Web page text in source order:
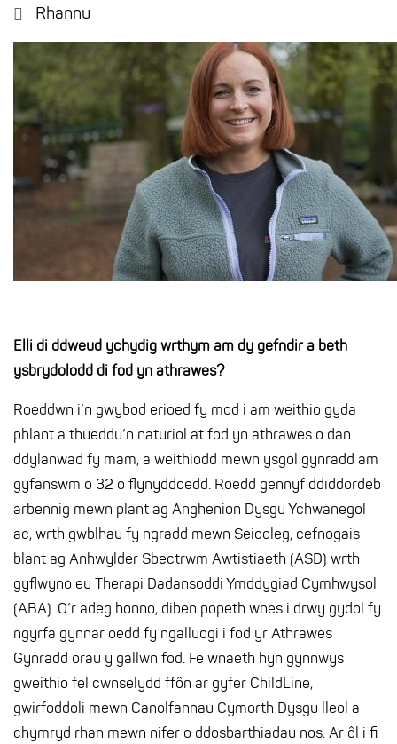
Rhannu
Elli di ddweud ychydig wrthym am dy gefndir a beth
ysbrydolodd di fod yn athrawes?
Roeddwn i’n gwybod erioed fy mod i am weithio gyda
phlant a thueddu’n naturiol at fod yn athrawes o dan
ddylanwad fy mam, a weithiodd mewn ysgol gynradd am
gyfanswm o 32 o flynyddoedd. Roedd gennyf ddiddordeb
arbennig mewn plant ag Anghenion Dysgu Ychwanegol
ac, wrth gwblhau fy ngradd mewn Seicoleg, cefnogais
blant ag Anhwylder Sbectrwm Awtistiaeth (ASD) wrth
gyflwyno eu Therapi Dadansoddi Ymddygiad Cymhwysol
(ABA). O’r adeg honno, diben popeth wnes i drwy gydol fy
ngyrfa gynnar oedd fy ngalluogi i fod yr Athrawes
Gynradd orau y gallwn fod. Fe wnaeth hyn gynnwys
gweithio fel cwnselydd ffôn ar gyfer ChildLine,
gwirfoddoli mewn Canolfannau Cymorth Dysgu lleol a
chymryd rhan mewn nifer o ddosbarthiadau nos. Ar ôl i fi